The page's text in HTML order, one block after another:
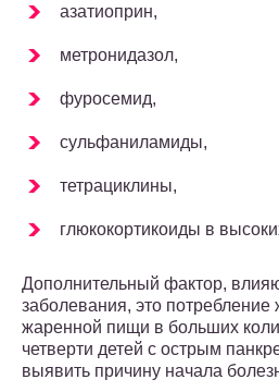
азатиоприн,
метронидазол,
фуросемид,
сульфаниламиды,
тетрациклины,
глюкокортикоиды в
Дополнительный фактор,
заболевания, это потребление
жаренной пищи в больших
четверти детей с острым
выявить причину начала